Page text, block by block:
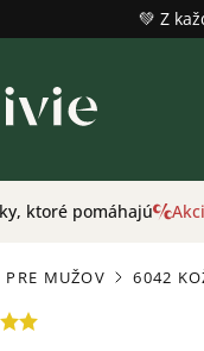
💚 Z
ktoré pomáhajú
PRE MUŽOV 6042